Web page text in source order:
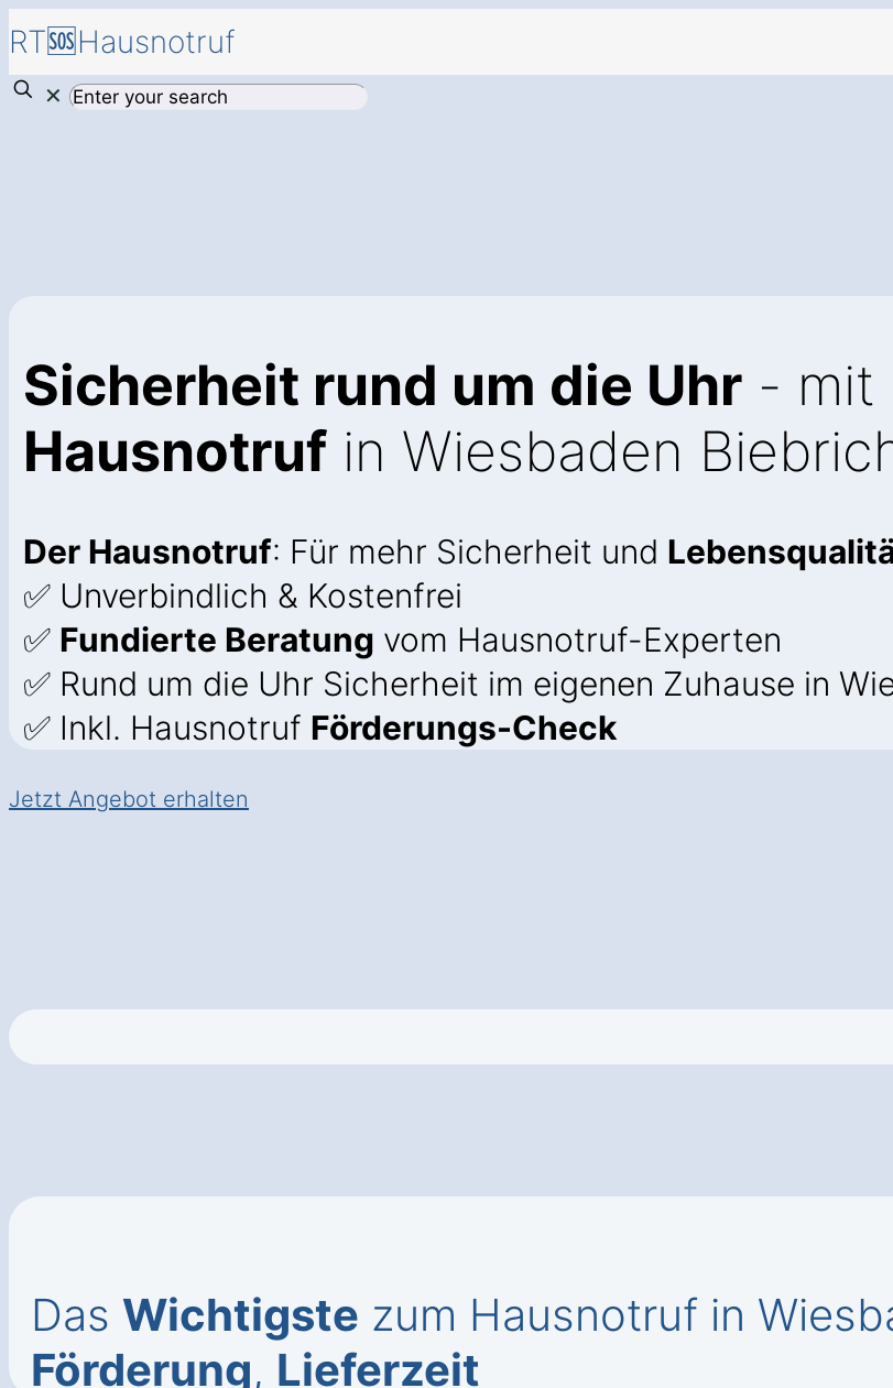
RT🆘Hausnotruf
✕
Sicherheit rund um die Uhr - mit
Hausnotruf in Wiesbaden
Der Hausnotruf: Für mehr Sicherheit und
✅ Unverbindlich & Kostenfrei
✅ Fundierte Beratung vom Hausnotruf-Experten
✅ Rund um die Uhr Sicherheit im eigenen Zuhause in
✅ Inkl. Hausnotruf Förderungs-Check
Jetzt Angebot erhalten
Das Wichtigste zum Hausnotruf in
Förderung, Lieferzeit